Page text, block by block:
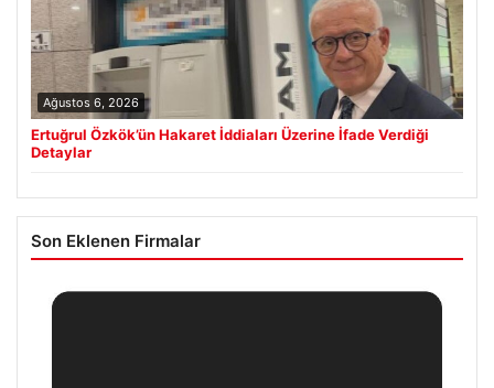
Ağustos 6, 2026
Ertuğrul Özkök’ün Hakaret İddiaları Üzerine İfade Verdiği
Detaylar
Son Eklenen Firmalar